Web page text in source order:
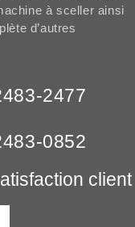
à sceller ainsi
d’autres
2477
0852
client